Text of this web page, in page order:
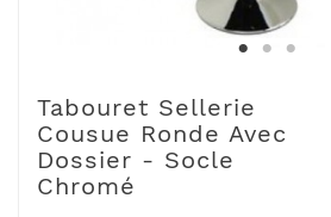
Tabouret Sellerie
Cousue Ronde Avec
Dossier - Socle
Chromé